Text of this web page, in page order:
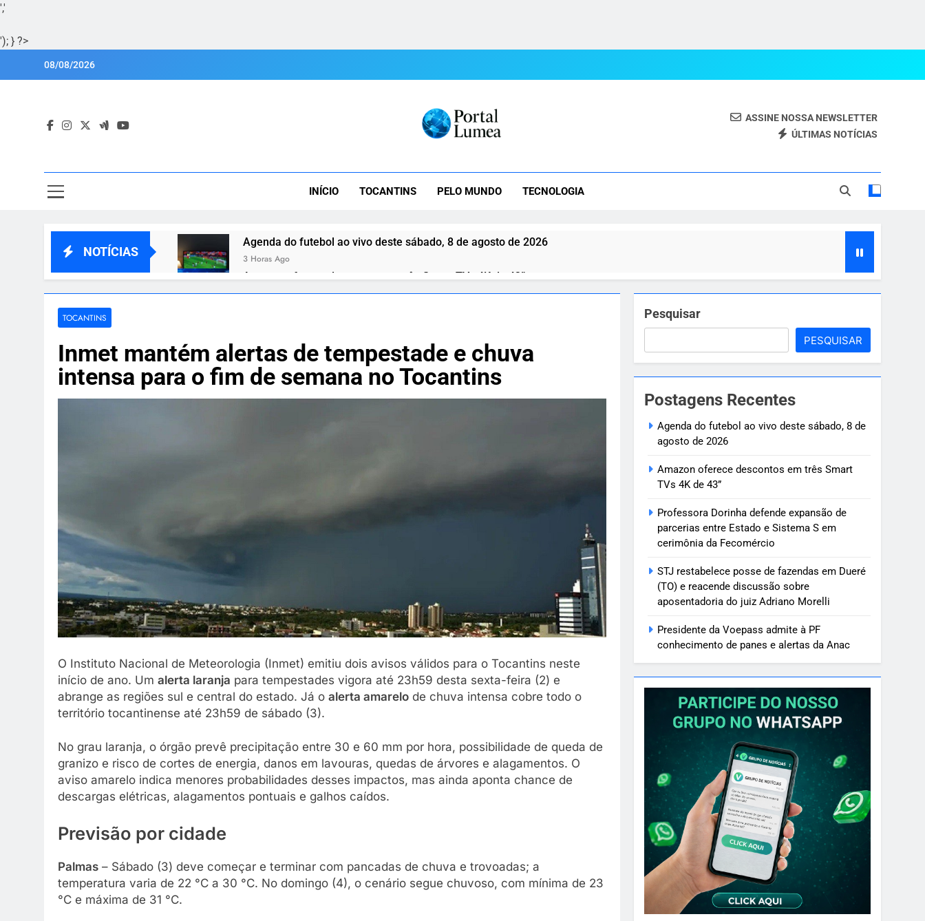
','
'); } ?>
08/08/2026
ASSINE NOSSA NEWSLETTER
ÚLTIMAS NOTÍCIAS
INÍCIO TOCANTINS PELO MUNDO TECNOLOGIA
NOTÍCIAS
Agenda do futebol ao vivo deste sábado, 8 de agosto de 2026
3 Horas Ago
Amazon oferece descontos em três Smart TVs 4K de 43”
3 Horas Ago
Professora Dorinha defende expansão de parcerias entre Estado e Sistema S em cerimônia da Fecomércio
STJ restabelece posse de fazendas em Dueré (TO) e reacende discussão sobre aposentadoria do juiz Adriano
Morelli
4 Horas Ago
TOCANTINS
Inmet mantém alertas de tempestade e chuva
intensa para o fim de semana no Tocantins
O Instituto Nacional de Meteorologia (Inmet) emitiu dois avisos válidos para o Tocantins neste
início de ano. Um alerta laranja para tempestades vigora até 23h59 desta sexta-feira (2) e
abrange as regiões sul e central do estado. Já o alerta amarelo de chuva intensa cobre todo o
território tocantinense até 23h59 de sábado (3).
No grau laranja, o órgão prevê precipitação entre 30 e 60 mm por hora, possibilidade de queda de
granizo e risco de cortes de energia, danos em lavouras, quedas de árvores e alagamentos. O
aviso amarelo indica menores probabilidades desses impactos, mas ainda aponta chance de
descargas elétricas, alagamentos pontuais e galhos caídos.
Previsão por cidade
Palmas – Sábado (3) deve começar e terminar com pancadas de chuva e trovoadas; a
temperatura varia de 22 °C a 30 °C. No domingo (4), o cenário segue chuvoso, com mínima de 23
°C e máxima de 31 °C.
Pesquisar
PESQUISAR
Postagens Recentes
Agenda do futebol ao vivo deste sábado, 8 de
agosto de 2026
Amazon oferece descontos em três Smart
TVs 4K de 43”
Professora Dorinha defende expansão de
parcerias entre Estado e Sistema S em
cerimônia da Fecomércio
STJ restabelece posse de fazendas em Dueré
(TO) e reacende discussão sobre
aposentadoria do juiz Adriano Morelli
Presidente da Voepass admite à PF
conhecimento de panes e alertas da Anac